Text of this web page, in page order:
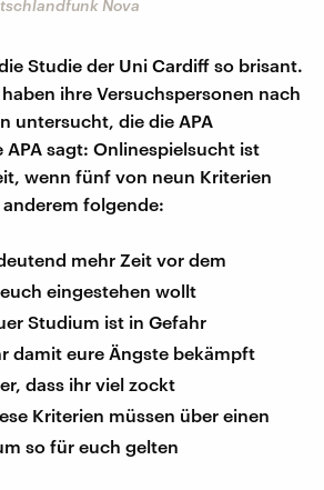
Nova
Studie der Uni Cardiff so brisant.
ihre Versuchspersonen nach
untersucht, die die APA
sagt: Onlinespielsucht ist
wenn fünf von neun Kriterien
folgende:
mehr Zeit vor dem
eingestehen wollt
Studium ist in Gefahr
damit eure Ängste bekämpft
dass ihr viel zockt
Kriterien müssen über einen
so für euch gelten